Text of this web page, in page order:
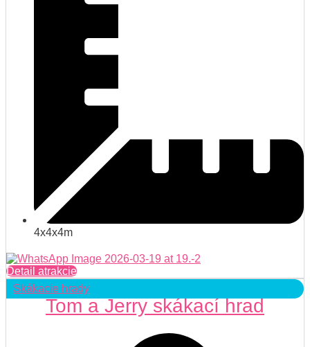
4x4x4m
Detail atrakcie
Skákacie hrady
Tom a Jerry skákací hrad